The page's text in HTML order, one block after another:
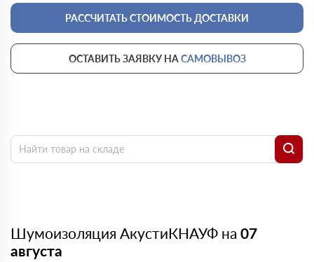
РАССЧИТАТЬ СТОИМОСТЬ ДОСТАВКИ
ОСТАВИТЬ ЗАЯВКУ НА САМОВЫВОЗ
Шумоизоляция АкустиКНАУФ на 07
августа